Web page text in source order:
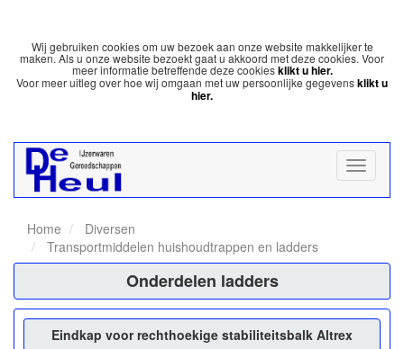
Wij gebruiken cookies om uw bezoek aan onze website makkelijker te
maken. Als u onze website bezoekt gaat u akkoord met deze cookies. Voor
meer informatie betreffende deze cookiesklikt u hier.
Voor meer uitleg over hoe wij omgaan met uw persoonlijke gegevensklikt u
hier.
Home
Diversen
Transportmiddelen huishoudtrappen en ladders
Onderdelen ladders
Eindkap voor rechthoekige stabiliteitsbalk Altrex